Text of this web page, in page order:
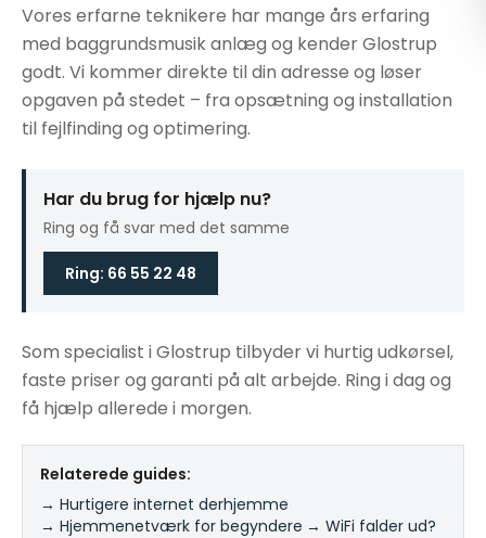
Vores erfarne teknikere har mange års erfaring
med baggrundsmusik anlæg og kender Glostrup
godt. Vi kommer direkte til din adresse og løser
opgaven på stedet – fra opsætning og installation
til fejlfinding og optimering.
Har du brug for hjælp nu?
Ring og få svar med det samme
Ring: 66 55 22 48
Som specialist i Glostrup tilbyder vi hurtig udkørsel,
faste priser og garanti på alt arbejde. Ring i dag og
få hjælp allerede i morgen.
Relaterede guides:
→ Hurtigere internet derhjemme
→ Hjemmenetværk for begyndere → WiFi falder ud?